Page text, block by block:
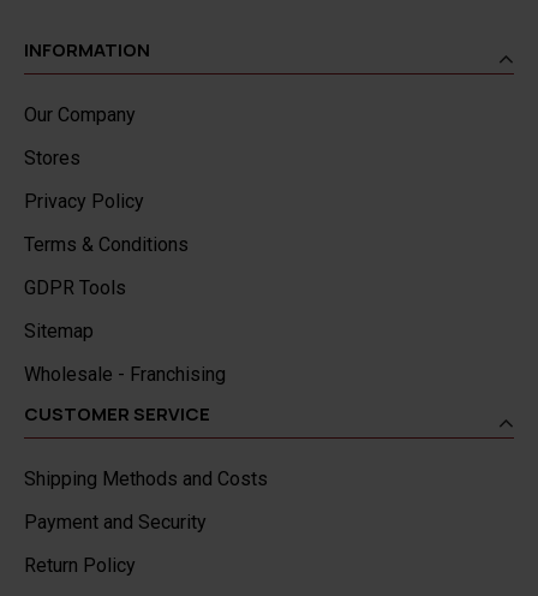
INFORMATION
Our Company
Stores
Privacy Policy
Terms & Conditions
GDPR Tools
Sitemap
Wholesale - Franchising
CUSTOMER SERVICE
Shipping Methods and Costs
Payment and Security
Return Policy